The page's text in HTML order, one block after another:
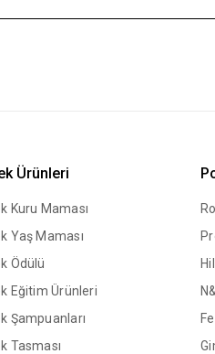
Ürünleri
Kuru Maması
Yaş Maması
Ödülü
Eğitim Ürünleri
Şampuanları
Tasması